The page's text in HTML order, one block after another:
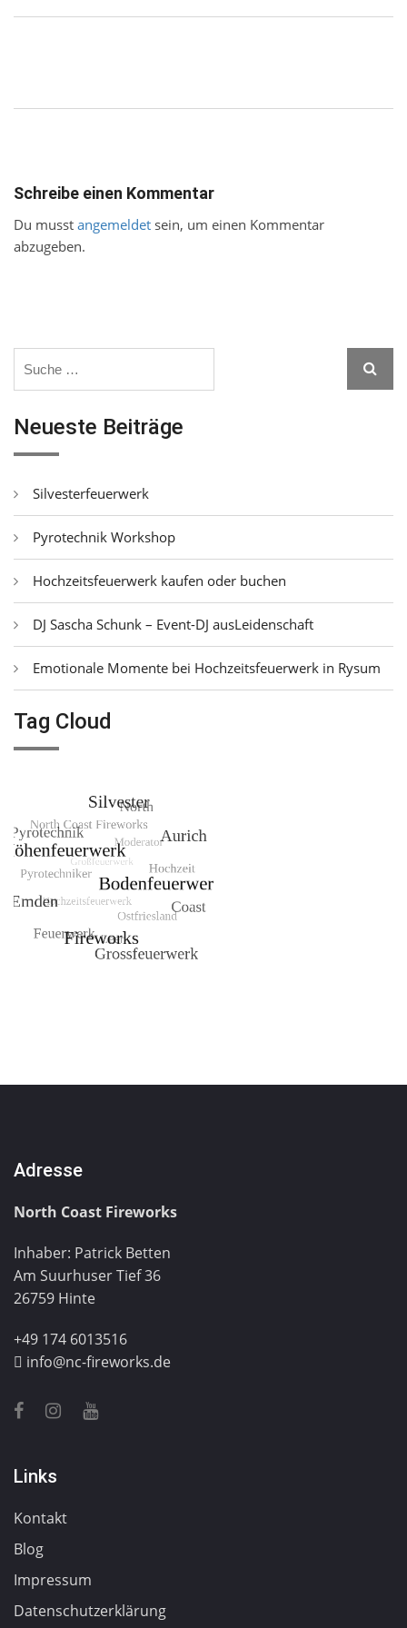
Schreibe einen Kommentar
Du musst angemeldet sein, um einen Kommentar
abzugeben.
for:
Neueste Beiträge
Silvesterfeuerwerk
Pyrotechnik Workshop
Hochzeitsfeuerwerk kaufen oder buchen
DJ Sascha Schunk – Event-DJ ausLeidenschaft
Emotionale Momente bei Hochzeitsfeuerwerk in Rysum
Tag Cloud
Adresse
North Coast Fireworks
Inhaber: Patrick Betten
Am Suurhuser Tief 36
26759 Hinte
+49 174 6013516
info@nc-fireworks.de
Links
Kontakt
Blog
Impressum
Datenschutzerklärung